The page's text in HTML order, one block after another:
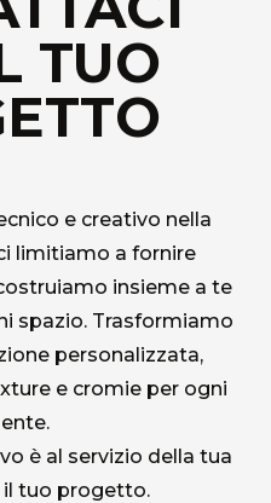
TUO
e creativo nella
limitiamo a fornire
insieme a te
spazio. Trasformiamo
personalizzata,
e cromie per ogni
è al servizio della tua
il tuo progetto.
Official Showroom
Artisti e Designer
Lavora con noi
Della Massera, 2
Predappio (FC), Italy
commerciale@momenti-
casa.it
+39 0543 922982